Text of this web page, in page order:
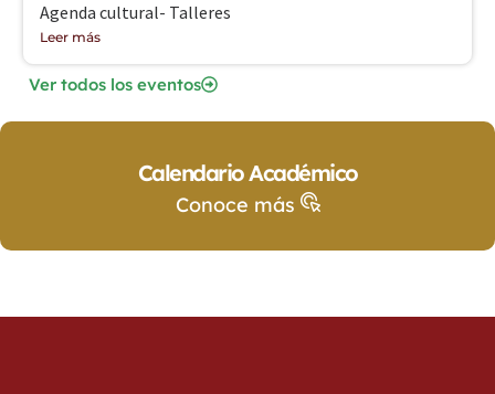
Agenda cultural- Talleres
Leer más
Ver todos los eventos
Calendario Académico
Conoce más